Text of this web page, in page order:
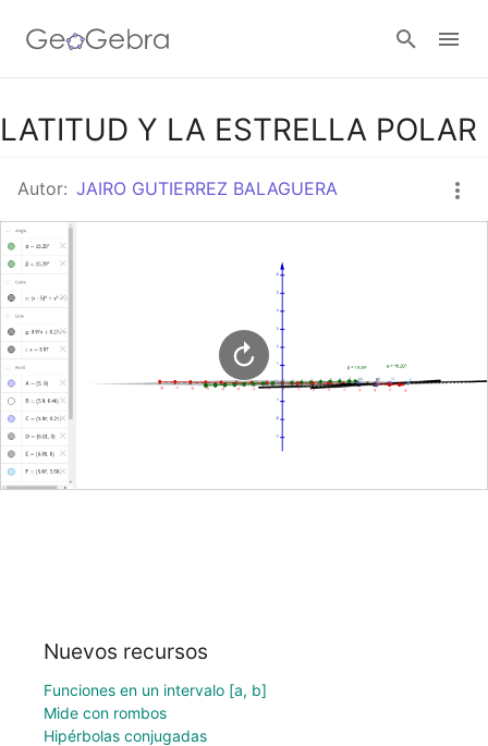
Google Classroom
GeoGebra Classroom
Abrir sesión
LATITUD Y LA ESTRELLA POLAR
Autor: JAIRO GUTIERREZ BALAGUERA
Nuevos recursos
Funciones en un intervalo [a, b]
Mide con rombos
Hipérbolas conjugadas